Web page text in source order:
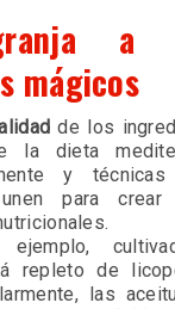
a
mágicos
de los
la dieta
y
para
ejemplo,
repleto de
las